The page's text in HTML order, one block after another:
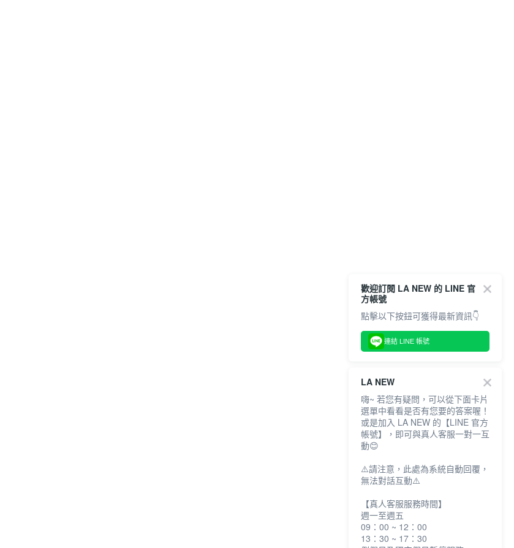
歡迎訂閱 LA NEW 的 LINE 官
方帳號
點擊以下按鈕可獲得最新資訊👇
連結 LINE 帳號
LA NEW
嗨~ 若您有疑問，可以從下面卡片
選單中看看是否有您要的答案喔！
或是加入 LA NEW 的【LINE 官方
帳號】，即可與真人客服一對一互
動😊
⚠️請注意，此處為系統自動回覆，
無法對話互動⚠️
【真人客服服務時間】
週一至週五
09：00 ~ 12：00
13：30 ~ 17：30